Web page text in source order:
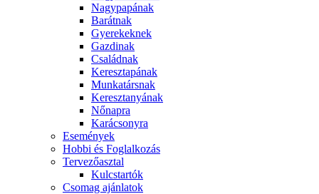
Nagypapának
Barátnak
Gyerekeknek
Gazdinak
Családnak
Keresztapának
Munkatársnak
Keresztanyának
Nőnapra
Karácsonyra
Események
Hobbi és Foglalkozás
Tervezőasztal
Kulcstartók
Csomag ajánlatok